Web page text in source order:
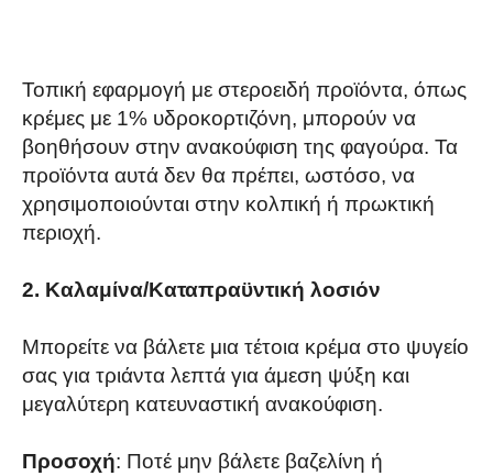
Τοπική εφαρμογή με στεροειδή προϊόντα, όπως
κρέμες με 1% υδροκορτιζόνη, μπορούν να
βοηθήσουν στην ανακούφιση της φαγούρα. Τα
προϊόντα αυτά δεν θα πρέπει, ωστόσο, να
χρησιμοποιούνται στην κολπική ή πρωκτική
περιοχή.
2. Καλαμίνα/Καταπραϋντική λοσιόν
Μπορείτε να βάλετε μια τέτοια κρέμα στο ψυγείο
σας για τριάντα λεπτά για άμεση ψύξη και
μεγαλύτερη κατευναστική ανακούφιση.
Προσοχή: Ποτέ μην βάλετε βαζελίνη ή